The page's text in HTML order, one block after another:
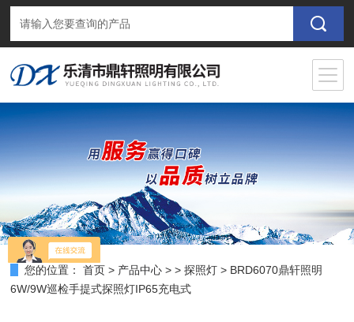
您的位置： 首页 > 产品中心 > >探照灯 > BRD6070鼎轩照明
6W/9W巡检手提式探照灯IP65充电式